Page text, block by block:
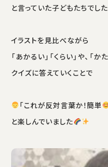
と言っていた子どもたちでした
イラストを見比べながら
「あかるい」「くらい」や、「か
クイズに答えていくことで
「これが反対言葉か！簡単
と楽しんでいました